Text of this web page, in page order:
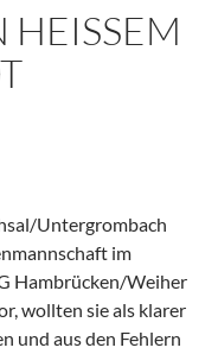
T
Untergrombach
im
Hambrücken/Weiher
wollten sie als klarer
und aus den Fehlern